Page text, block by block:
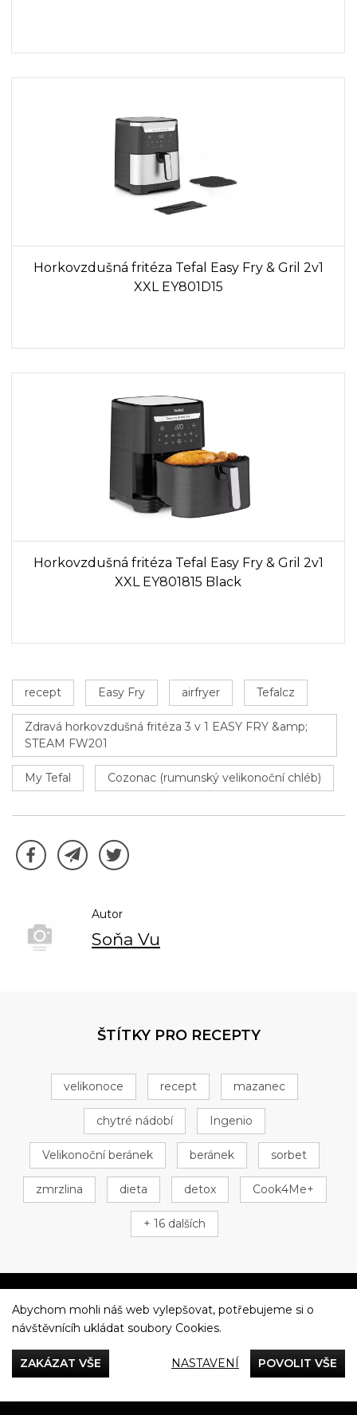
Horkovzdušná fritéza Tefal Easy Fry & Gril 2v1
XXL EY801D15
Horkovzdušná fritéza Tefal Easy Fry & Gril 2v1
XXL EY801815 Black
recept Easy Fry airfryer Tefalcz
Zdravá horkovzdušná fritéza 3 v 1 EASY FRY &amp;
STEAM FW201
My Tefal Cozonac (rumunský velikonoční chléb)
Autor
Soňa Vu
ŠTÍTKY PRO RECEPTY
velikonoce recept mazanec
chytré nádobí Ingenio
Velikonoční beránek beránek sorbet
zmrzlina dieta detox Cook4Me+
+ 16 dalších
Večeříme společně
Abychom mohli náš web vylepšovat, potřebujeme si o
návštěvnícíh ukládat soubory Cookies.
ZAKÁZAT VŠE NASTAVENÍ POVOLIT VŠE